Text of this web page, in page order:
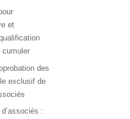
et
cumuler
des
exclusif de
: